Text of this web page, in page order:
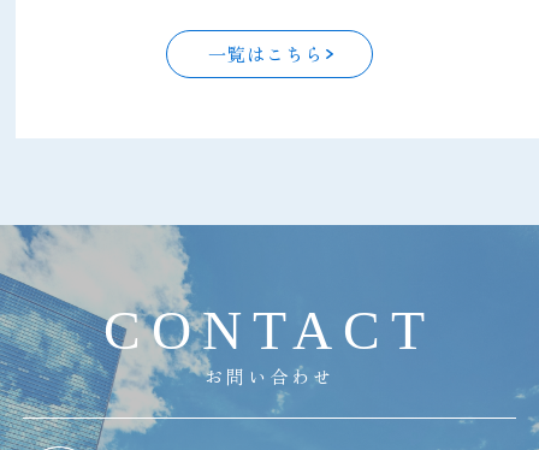
一覧はこちら
CONTA C T
お問い合わせ